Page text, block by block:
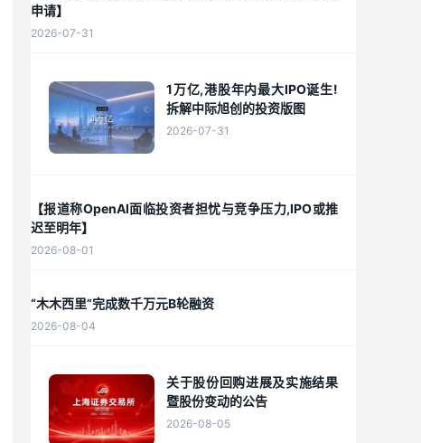
申请】
2026-07-31
1万亿,港股年内最大IPO诞生!
拆解中际旭创的投资版图
2026-07-31
【报道称OpenAI面临投资者担忧与竞争压力,IPO或推
迟至明年】
2026-08-01
“木木西里”完成数千万元B轮融资
2026-08-04
关于股份回购进展及实施结果
暨股份变动的公告
2026-08-05